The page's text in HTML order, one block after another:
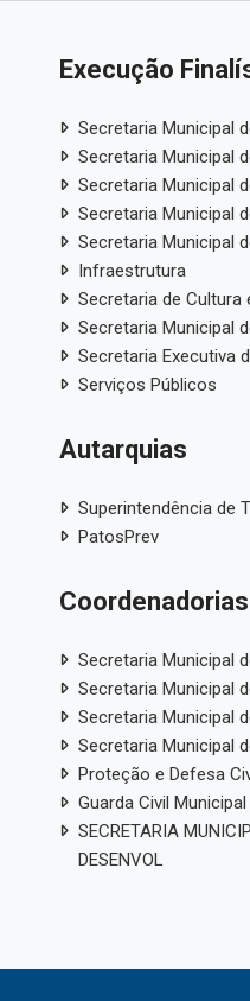
Execução
Secretaria Municipal
Secretaria Municipal
Secretaria Municipal
Secretaria Municipal
Secretaria Municipal
Infraestrutura
Secretaria de Cultura
Secretaria Municipal
Secretaria Executiva
Serviços Públicos
Autarquias
Superintendência de
PatosPrev
Coordenadorias
Secretaria Municipal
Secretaria Municipal
Secretaria Municipal
Secretaria Municipal
Proteção e Defesa
Guarda Civil Municipal
SECRETARIA
DESENVOL